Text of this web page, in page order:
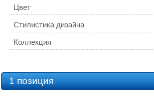
Цвет
Стилистика дизайна
Коллекция
Каркас
1 позиция